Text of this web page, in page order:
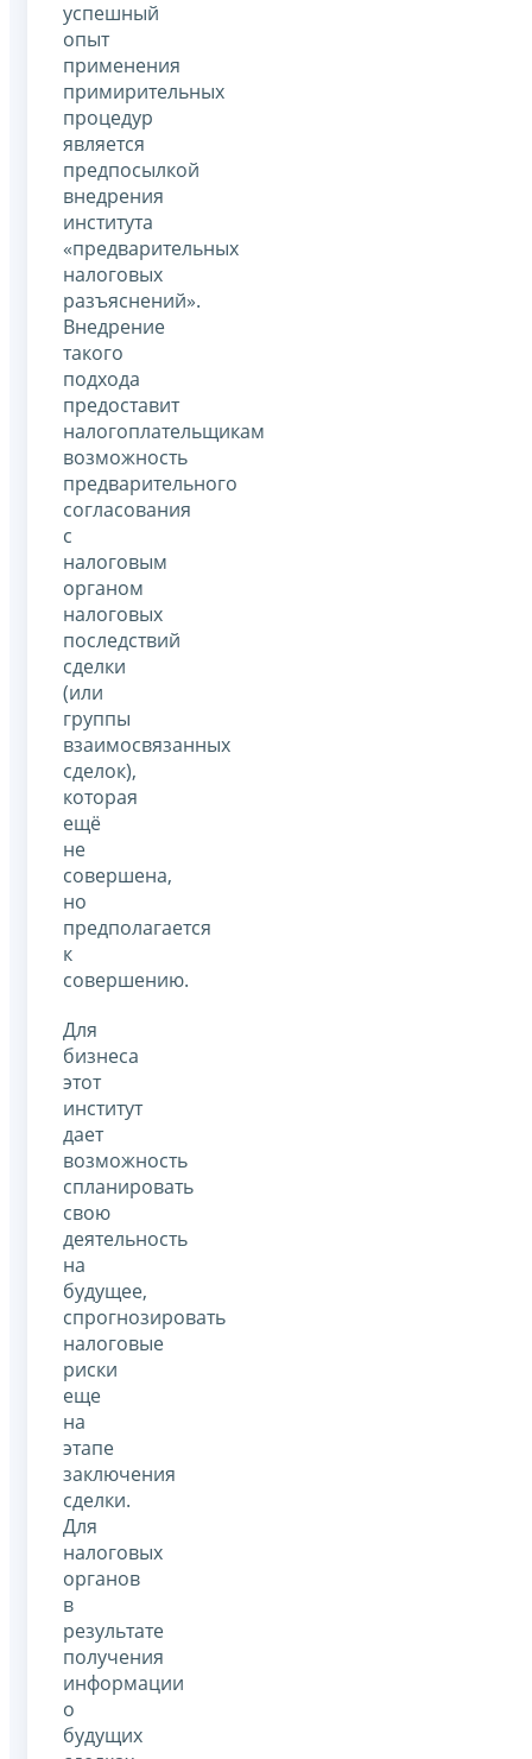
успешный
опыт
применения
примирительных
процедур
является
предпосылкой
внедрения
института
«предварительных
налоговых
разъяснений».
Внедрение
такого
подхода
предоставит
налогоплательщикам
возможность
предварительного
согласования
с
налоговым
органом
налоговых
последствий
сделки
(или
группы
взаимосвязанных
сделок),
которая
ещё
не
совершена,
но
предполагается
к
совершению.
Для
бизнеса
этот
институт
дает
возможность
спланировать
свою
деятельность
на
будущее,
спрогнозировать
налоговые
риски
еще
на
этапе
заключения
сделки.
Для
налоговых
органов
в
результате
получения
информации
о
будущих